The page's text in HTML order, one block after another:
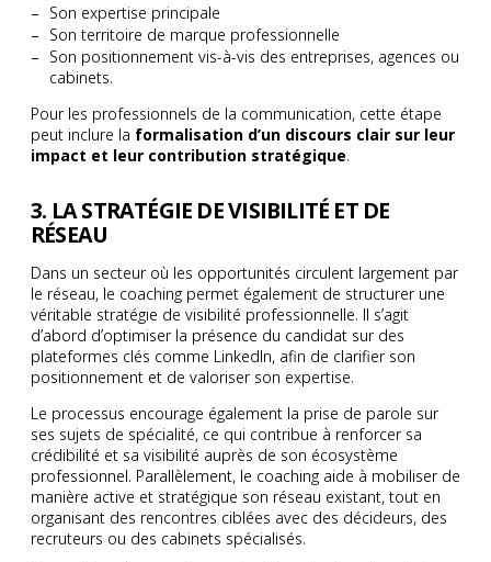
Son expertise principale
Son territoire de marque professionnelle
Son positionnement vis-à-vis des entreprises, agences ou
cabinets.
Pour les professionnels de la communication, cette étape
peut inclure la formalisation d’un discours clair sur leur
impact et leur contribution stratégique.
3. LA STRATÉGIE DE VISIBILITÉ ET DE
RÉSEAU
Dans un secteur où les opportunités circulent largement par
le réseau, le coaching permet également de structurer une
véritable stratégie de visibilité professionnelle. Il s’agit
d’abord d’optimiser la présence du candidat sur des
plateformes clés comme LinkedIn, afin de clarifier son
positionnement et de valoriser son expertise.
Le processus encourage également la prise de parole sur
ses sujets de spécialité, ce qui contribue à renforcer sa
crédibilité et sa visibilité auprès de son écosystème
professionnel. Parallèlement, le coaching aide à mobiliser de
manière active et stratégique son réseau existant, tout en
organisant des rencontres ciblées avec des décideurs, des
recruteurs ou des cabinets spécialisés.